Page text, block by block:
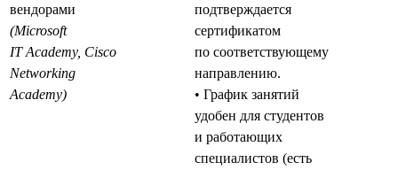
вендорами
(Microsoft
IT Academy, Cisco
Networking
Academy)
подтверждается
сертификатом
по соответствующему
направлению.
• График занятий
удобен для студентов
и работающих
специалистов (есть